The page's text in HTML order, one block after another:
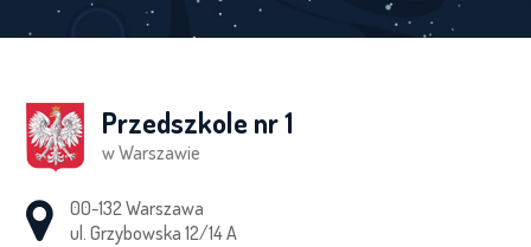
Przedszkole nr 1
w Warszawie
Adres pocztowy:
00-132 Warszawa
ul. Grzybowska 12/14 A